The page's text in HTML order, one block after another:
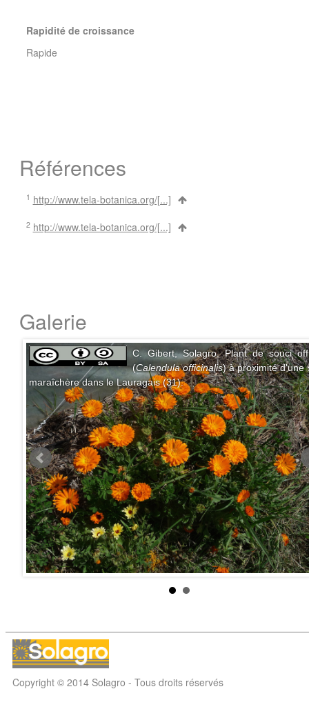
Rapidité de croissance
Rapide
Références
1 http://www.tela-botanica.org/[...]
2 http://www.tela-botanica.org/[...]
Galerie
C. Gibert, Solagro. Plant de souci
(Calendula officinalis) à proximité d'une
maraîchère dans le Lauragais (31).
Copyright © 2014 Solagro - Tous droits réservés